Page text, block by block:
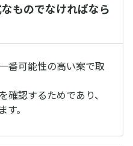
ものでなければなら
番可能性の高い案で取
確認するためであり、
。